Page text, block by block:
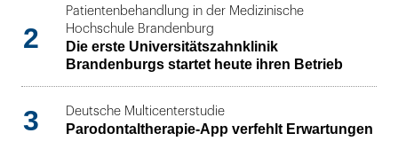
2
Patientenbehandlung in der Medizinische
Hochschule Brandenburg
Die erste Universitätszahnklinik
Brandenburgs startet heute ihren Betrieb
3 Deutsche Multicenterstudie
Parodontaltherapie-App verfehlt Erwartungen